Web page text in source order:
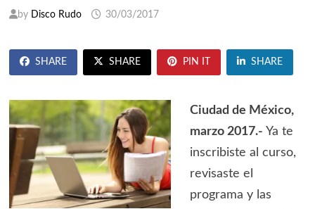
by Disco Rudo 30/03/2017
SHARE SHARE PIN IT SHARE
Ciudad de México,
marzo 2017.- Ya te
inscribiste al curso,
revisaste el
programa y las